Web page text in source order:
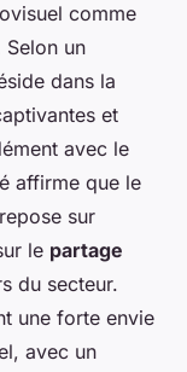
comme
un
dans la
et
avec le
affirme que le
sur
le partage
du secteur.
une forte envie
avec un